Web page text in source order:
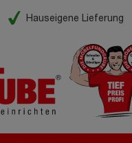
Hauseigene Lieferung